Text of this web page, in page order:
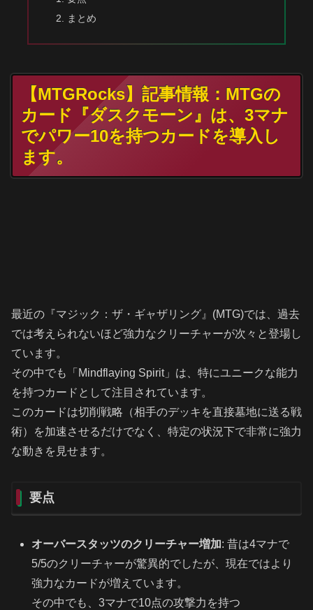
まとめ
【MTGRocks】記事情報：MTGの
カード『ダスクモーン』は、3マナ
でパワー10を持つカードを導入し
ます。
最近の『マジック：ザ・ギャザリング』(MTG)では、過去
では考えられないほど強力なクリーチャーが次々と登場し
ています。
その中でも「Mindflaying Spirit」は、特にユニークな能力
を持つカードとして注目されています。
このカードは切削戦略（相手のデッキを直接墓地に送る戦
術）を加速させるだけでなく、特定の状況下で非常に強力
な動きを見せます。
要点
オーバースタッツのクリーチャー増加: 昔は4マナで
5/5のクリーチャーが驚異的でしたが、現在ではより
強力なカードが増えています。
その中でも、3マナで10点の攻撃力を持つ